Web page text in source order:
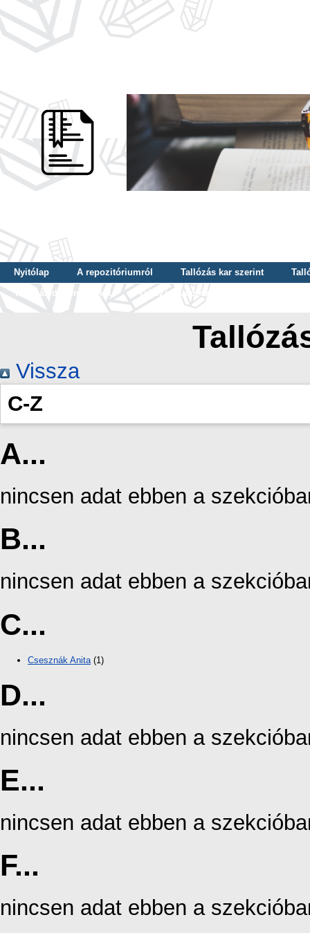
Nyitólap A repozitóriumról Tallózás kar szerint
Tallózás dátum szerint
Tallózás tudományterület szerint
Vissza
C-Z
A...
nincsen adat ebben a
B...
nincsen adat ebben a
C...
Csesznák Anita (1)
D...
nincsen adat ebben a
E...
nincsen adat ebben a
F...
nincsen adat ebben a